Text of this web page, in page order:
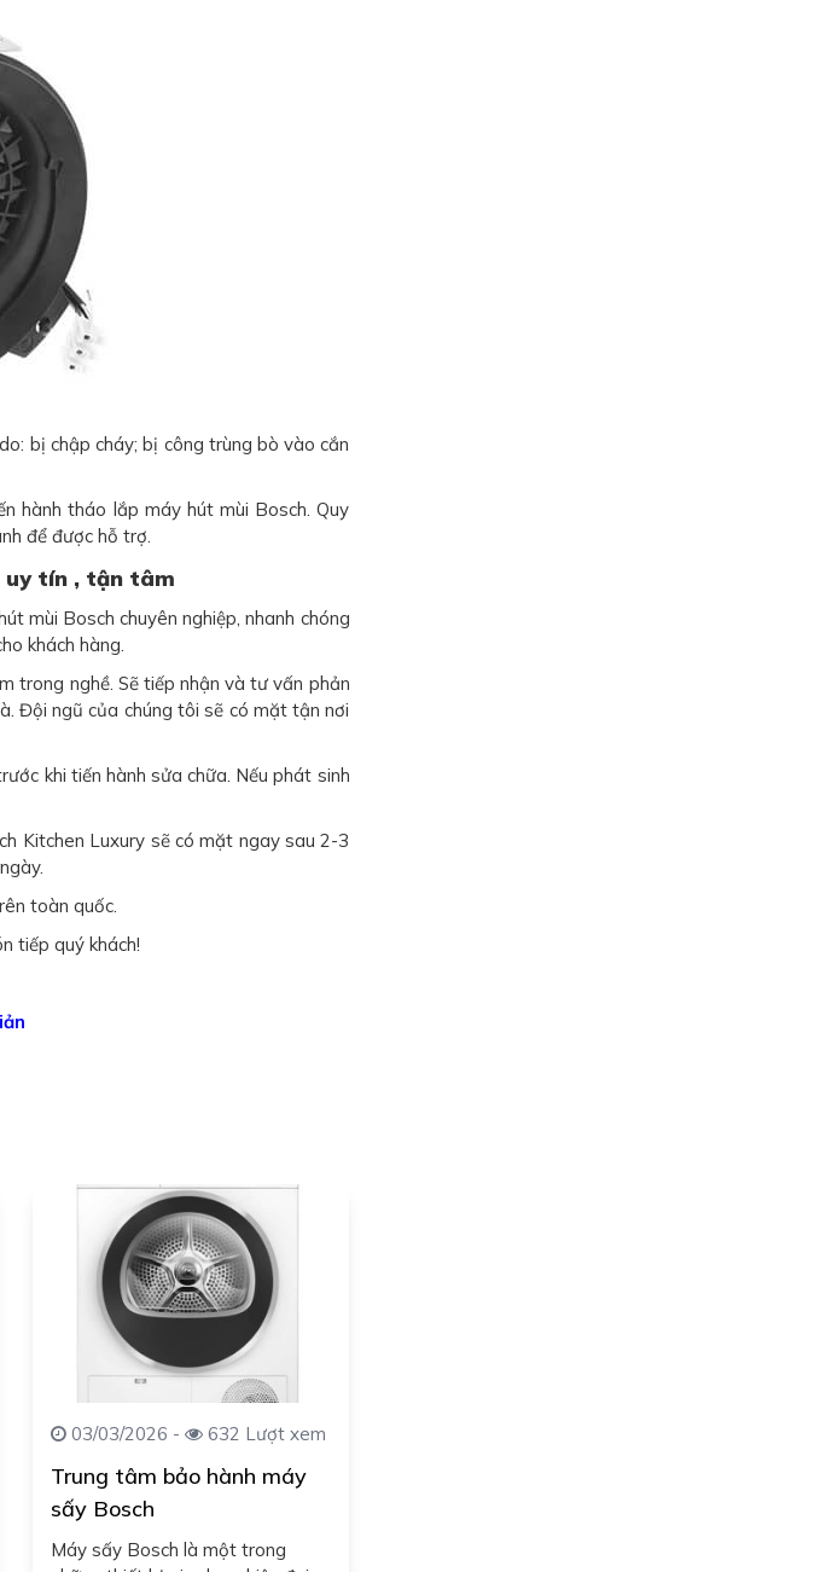
bị chập cháy; bị công trùng bò vào cắn
hành tháo lắp máy hút mùi Bosch. Quy
để được hỗ trợ.
uy tín , tận tâm
mùi Bosch chuyên nghiệp, nhanh chóng
khách hàng.
trong nghề. Sẽ tiếp nhận và tư vấn phản
Đội ngũ của chúng tôi sẽ có mặt tận nơi
khi tiến hành sửa chữa. Nếu phát sinh
Kitchen Luxury sẽ có mặt ngay sau 2-3
toàn quốc.
tiếp quý khách!
03/03/2026 - 632 Lượt xem
Trung tâm bảo hành máy
sấy Bosch
Máy sấy Bosch là một trong